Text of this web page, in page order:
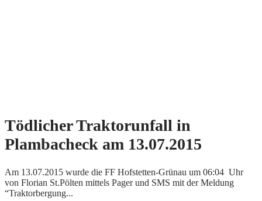
Tödlicher Traktorunfall in
Plambacheck am 13.07.2015
Am 13.07.2015 wurde die FF Hofstetten-Grünau um 06:04 Uhr
von Florian St.Pölten mittels Pager und SMS mit der Meldung
“Traktorbergung...